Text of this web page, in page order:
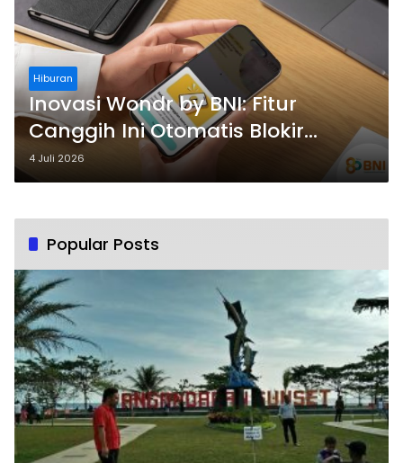
Hiburan
Inovasi Wondr by BNI: Fitur
Canggih Ini Otomatis Blokir
Transaksi saat Telepon Masuk
4 Juli 2026
Popular Posts